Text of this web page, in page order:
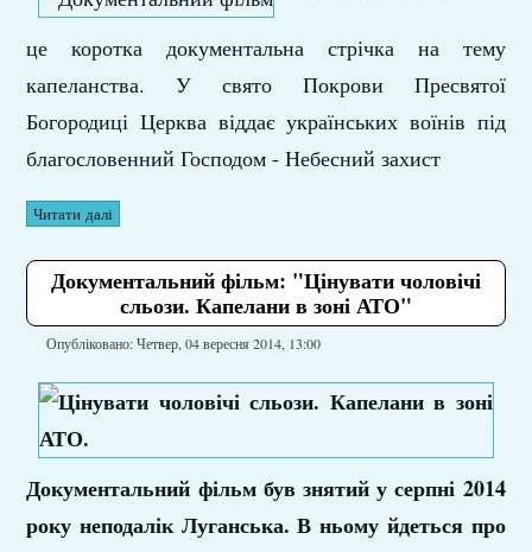
це коротка документальна стрічка на тему
капеланства. У свято Покрови Пресвятої
Богородиці Церква віддає українських воїнів під
благословенний Господом - Небесний захист
Читати далі
Документальний фільм: "Цінувати чоловічі
сльози. Капелани в зоні АТО"
Опубліковано: Четвер, 04 вересня 2014, 13:00
Документальний фільм був знятий у серпні 2014
року неподалік Луганська. В ньому йдеться про